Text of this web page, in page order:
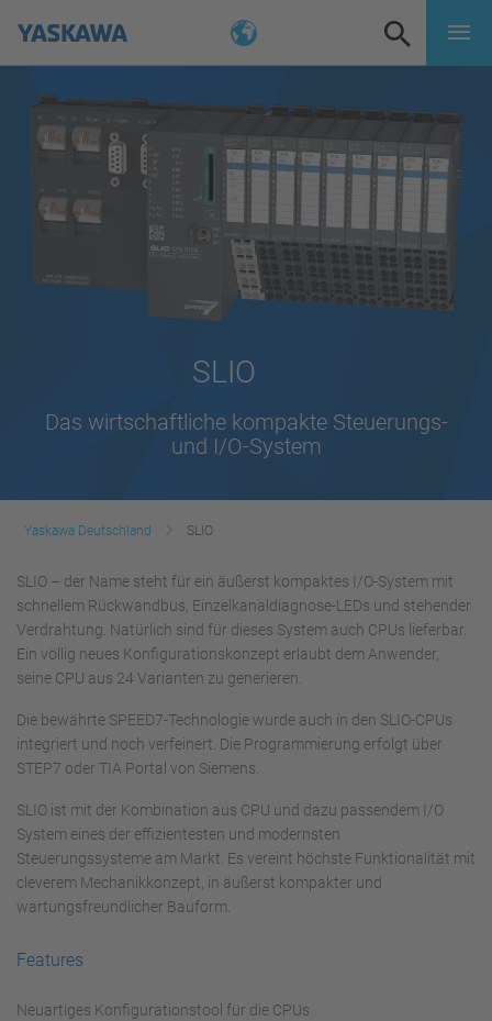
SLIO
Das wirtschaftliche kompakte Steuerungs-
und I/O-System
Yaskawa Deutschland SLIO
SLIO – der Name steht für ein äußerst kompaktes I/O-System mit
schnellem Rückwandbus, Einzelkanaldiagnose-LEDs und stehender
Verdrahtung. Natürlich sind für dieses System auch CPUs lieferbar.
Ein völlig neues Konfigurationskonzept erlaubt dem Anwender,
seine CPU aus 24 Varianten zu generieren.
Die bewährte SPEED7-Technologie wurde auch in den SLIO-CPUs
integriert und noch verfeinert. Die Programmierung erfolgt über
STEP7 oder TIA Portal von Siemens.
SLIO ist mit der Kombination aus CPU und dazu passendem I/O
System eines der effizientesten und modernsten
Steuerungssysteme am Markt. Es vereint höchste Funktionalität mit
cleverem Mechanikkonzept, in äußerst kompakter und
wartungsfreundlicher Bauform.
Features
Neuartiges Konfigurationstool für die CPUs